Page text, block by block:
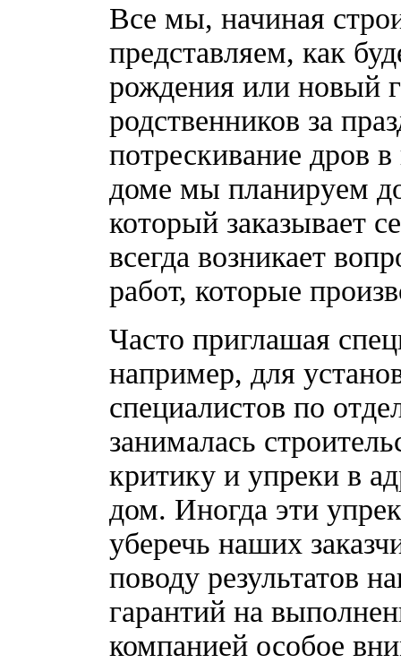
Все мы, начиная
представляем, как
рождения или новый
родственников за
потрескивание дров
доме мы планируем
который заказывает
всегда возникает
работ, которые
Часто приглашая
например, для
специалистов по
занималась
критику и упреки в
дом. Иногда эти
уберечь наших
поводу результатов
гарантий на
компанией особое